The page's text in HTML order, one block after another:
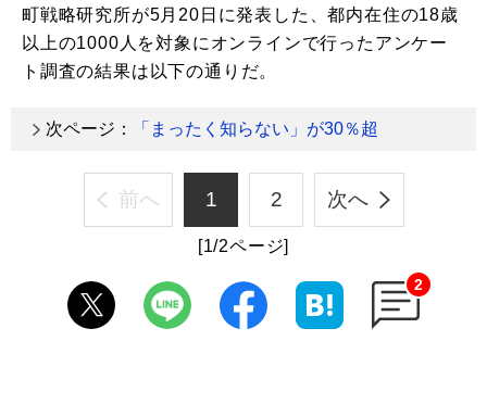
町戦略研究所が5月20日に発表した、都内在住の18歳
以上の1000人を対象にオンラインで行ったアンケー
ト調査の結果は以下の通りだ。
次ページ： 「まったく知らない」が30％超
前へ 1 2 次へ
[1/2ページ]
2